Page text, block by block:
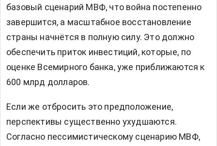
базовый сценарий МВФ, что война постепенно
завершится, а масштабное восстановление
страны начнётся в полную силу. Это должно
обеспечить приток инвестиций, которые, по
оценке Всемирного банка, уже приближаются к
600 млрд долларов.
Если же отбросить это предположение,
перспективы существенно ухудшаются.
Согласно пессимистическому сценарию МВФ,